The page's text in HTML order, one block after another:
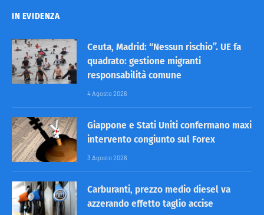
IN EVIDENZA
Ceuta, Madrid: “Nessun rischio”. UE fa
quadrato: gestione migranti
responsabilità comune
4 Agosto 2026
Giappone e Stati Uniti confermano maxi
intervento congiunto sul Forex
3 Agosto 2026
Carburanti, prezzo medio diesel va
azzerando effetto taglio accise